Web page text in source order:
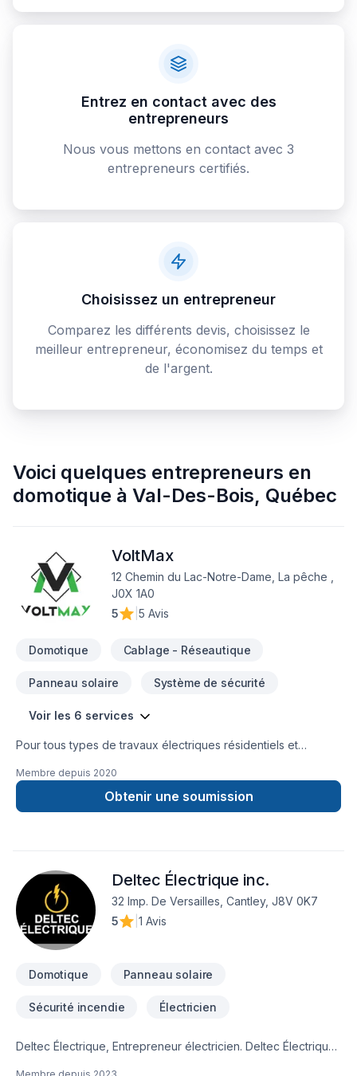
Entrez en contact avec des
entrepreneurs
Nous vous mettons en contact avec 3
entrepreneurs certifiés.
Choisissez un entrepreneur
Comparez les différents devis, choisissez le
meilleur entrepreneur, économisez du temps et
de l'argent.
Voici quelques entrepreneurs en
domotique à Val-Des-Bois, Québec
VoltMax
12 Chemin du Lac-Notre-Dame, La pêche ,
J0X 1A0
5
5 Avis
Domotique Cablage - Réseautique
Panneau solaire Système de sécurité
Voir les 6 services
Pour tous types de travaux électriques résidentiels et
des maîtres électriciens du Québec. Borne de recharge
level2 pour voiture électrique.Air climatiséÉclairage
DELChangement de panneau électrique Service
électriques, pensez VOLTMAX.Visiter notre site internet ici au
www.voltmax.ca
Membre depuis 2020
Obtenir une soumission
Deltec Électrique inc.
32 Imp. De Versailles, Cantley, J8V 0K7
5
1 Avis
Domotique Panneau solaire
Sécurité incendie Électricien
Deltec Électrique, Entrepreneur électricien. Deltec Électrique